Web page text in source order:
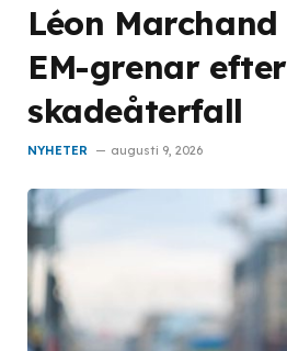
Léon
EM-grenar efter
skadeåterfall
NYHETER augusti 9, 2026